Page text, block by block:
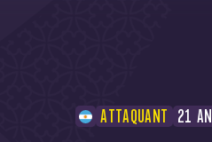
ATTAQUANT 21